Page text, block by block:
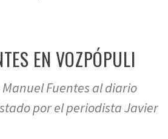
EN VOZPÓPULI
Fuentes al diario
por el periodista Javier